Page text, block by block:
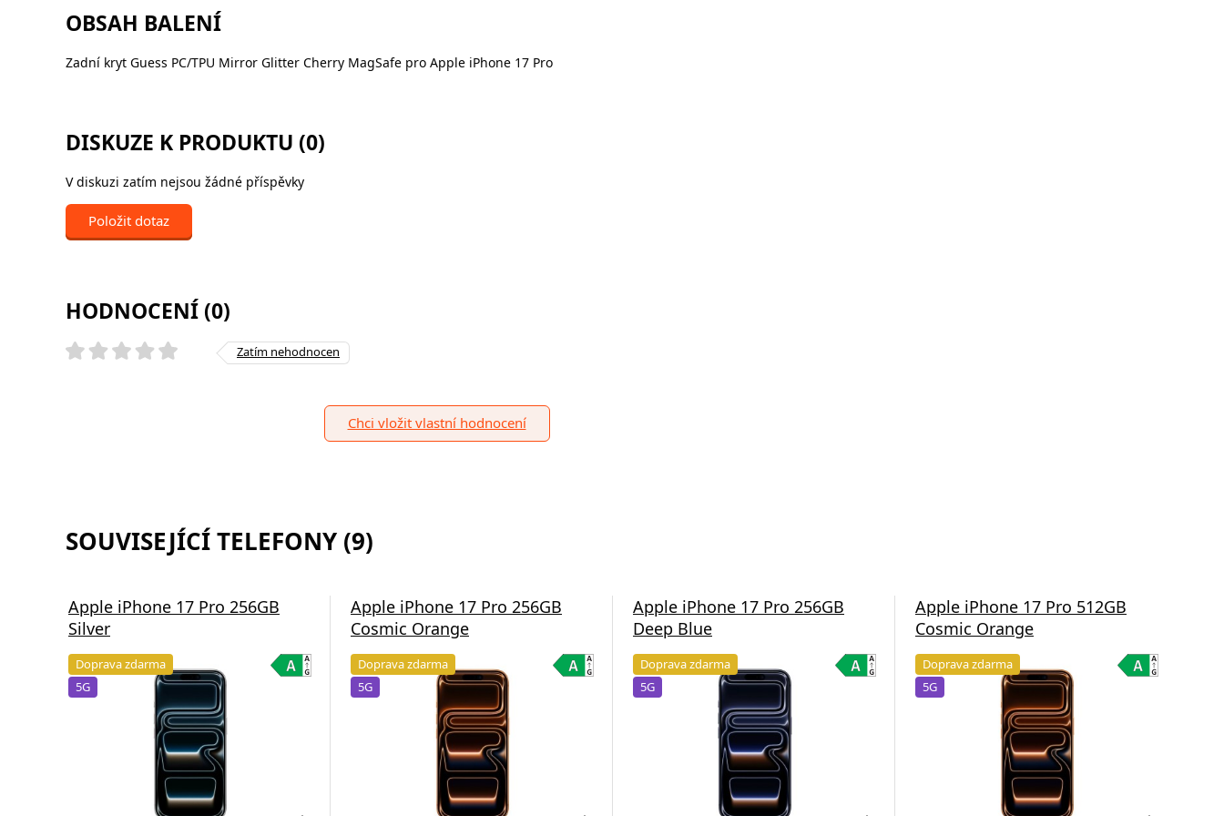
OBSAH BALENÍ
Zadní kryt Guess PC/TPU Mirror Glitter Cherry MagSafe pro Apple iPhone 17 Pro
DISKUZE K PRODUKTU (0)
V diskuzi zatím nejsou žádné příspěvky
Položit dotaz
HODNOCENÍ (0)
Zatím nehodnocen
Chci vložit vlastní hodnocení
SOUVISEJÍCÍ TELEFONY (9)
Apple iPhone 17 Pro 256GB
Silver
Doprava zdarma
5G
Apple iPhone 17 Pro 256GB
Cosmic Orange
Doprava zdarma
5G
Apple iPhone 17 Pro 256GB
Deep Blue
Doprava zdarma
5G
Apple iPhone 17 Pro 512GB
Cosmic Orange
Doprava zdarma
5G